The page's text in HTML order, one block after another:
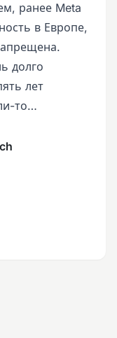
ранее Meta
в Европе,
долго
лет
то…